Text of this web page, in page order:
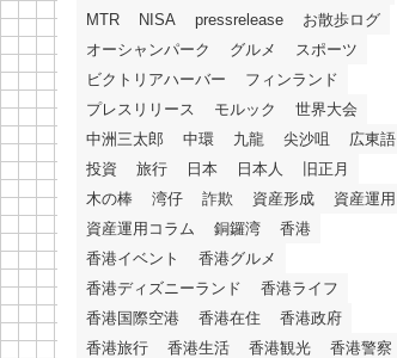
MTR
NISA pressrelease
お散歩ログ
オーシャンパーク
グルメ
スポーツ
ビクトリアハーバー
フィンランド
プレスリリース
モルック
世界大会
中洲三太郎
中環 九龍 尖沙咀
広東語
投資
旅行 日本 日本人
旧正月
木の棒
湾仔 詐欺 資産形成
資産運用
資産運用コラム
銅鑼湾
香港
香港イベント
香港グルメ
香港ディズニーランド
香港ライフ
香港国際空港
香港在住
香港政府
香港旅行
香港生活 香港観光
香港警察